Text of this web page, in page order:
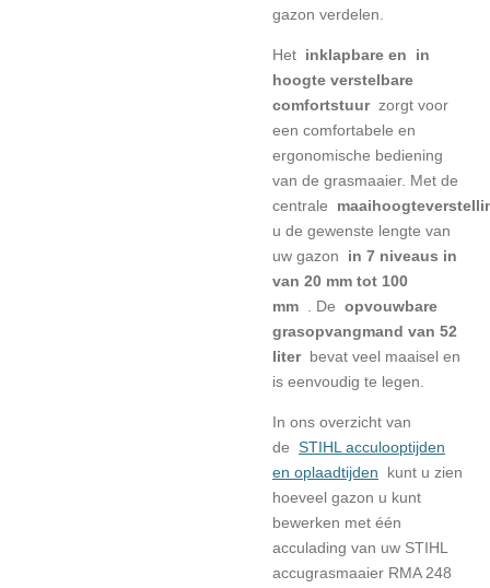
gazon verdelen.
Het inklapbare en
in
hoogte verstelbare
comfortstuur zorgt voor
een comfortabele en
ergonomische bediening
van de grasmaaier. Met de
centrale
u de gewenste lengte van
uw gazon
in 7 niveaus in
van 20 mm tot 100
mm
De opvouwbare
grasopvangmand van 52
liter bevat veel maaisel en
is eenvoudig te legen.
In ons overzicht van
de STIHL acculooptijden
en oplaadtijden
kunt u zien
hoeveel gazon u kunt
bewerken met één
acculading van uw STIHL
accugrasmaaier RMA 248